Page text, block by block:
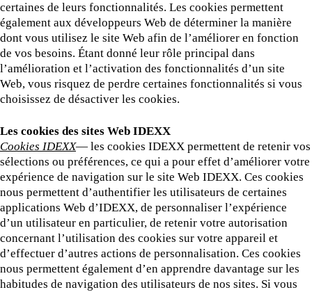
certaines de leurs fonctionnalités. Les cookies permettent
également aux développeurs Web de déterminer la manière
dont vous utilisez le site Web afin de l’améliorer en fonction
de vos besoins. Étant donné leur rôle principal dans
l’amélioration et l’activation des fonctionnalités d’un site
Web, vous risquez de perdre certaines fonctionnalités si vous
choisissez de désactiver les cookies.
Les cookies des sites Web IDEXX
Cookies IDEXX— les cookies IDEXX permettent de retenir vos
sélections ou préférences, ce qui a pour effet d’améliorer votre
expérience de navigation sur le site Web IDEXX. Ces cookies
nous permettent d’authentifier les utilisateurs de certaines
applications Web d’IDEXX, de personnaliser l’expérience
d’un utilisateur en particulier, de retenir votre autorisation
concernant l’utilisation des cookies sur votre appareil et
d’effectuer d’autres actions de personnalisation. Ces cookies
nous permettent également d’en apprendre davantage sur les
habitudes de navigation des utilisateurs de nos sites. Si vous